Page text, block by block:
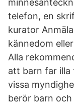
telefon, en
kurator
kännedom
Alla
att barn far illa
vissa
berör barn